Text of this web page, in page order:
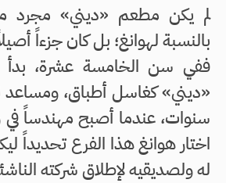
لم يكن مطعم «ديني» مجرد
بالنسبة لهوانغ؛ بل كان جزءاً
ففي سن الخامسة عشرة، بدأ
«ديني» كغاسل أطباق، ومساعد
سنوات، عندما أصبح مهندساً في
اختار هوانغ هذا الفرع تحديداً
له ولصديقيه لإطلاق شركته